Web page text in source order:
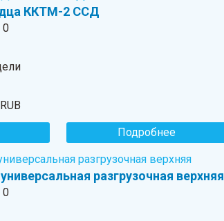
ККТМ-2 ССД
0
Подробнее
разгрузочная верхняя
0